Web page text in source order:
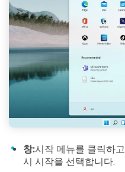
창:시작 메뉴를 클릭하
시 시작을 선택합니다.